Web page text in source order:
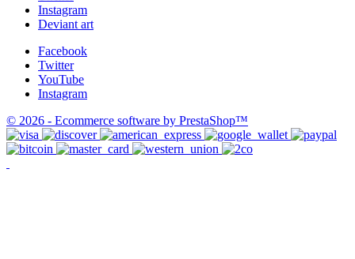
Instagram
Deviant art
Facebook
Twitter
YouTube
Instagram
© 2026 - Ecommerce software by PrestaShop™